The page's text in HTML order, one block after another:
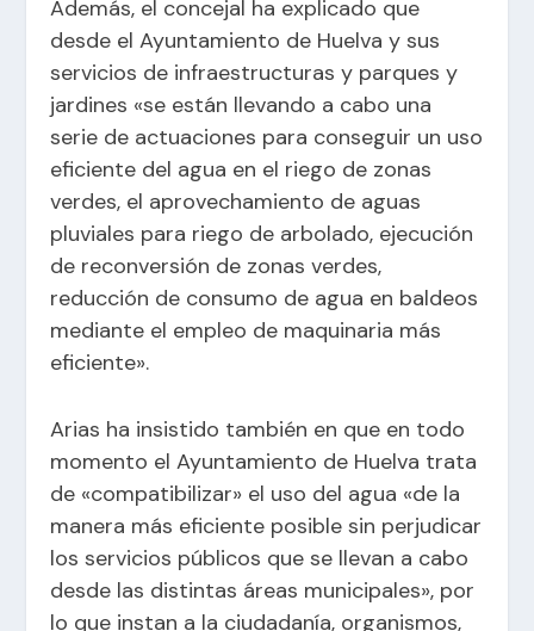
Además, el concejal ha explicado que
desde el Ayuntamiento de Huelva y sus
servicios de infraestructuras y parques y
jardines «se están llevando a cabo una
serie de actuaciones para conseguir un uso
eficiente del agua en el riego de zonas
verdes, el aprovechamiento de aguas
pluviales para riego de arbolado, ejecución
de reconversión de zonas verdes,
reducción de consumo de agua en baldeos
mediante el empleo de maquinaria más
eficiente».
Arias ha insistido también en que en todo
momento el Ayuntamiento de Huelva trata
de «compatibilizar» el uso del agua «de la
manera más eficiente posible sin perjudicar
los servicios públicos que se llevan a cabo
desde las distintas áreas municipales», por
lo que instan a la ciudadanía, organismos,